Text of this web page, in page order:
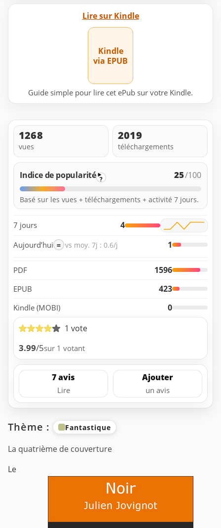
Lire sur Kindle
Kindle
via EPUB
Guide simple pour lire cet ePub sur votre Kindle.
1268
vues
2019
téléchargements
Indice de popularité ? 25/100
Basé sur les vues + téléchargements + activité 7 jours.
7 jours 4
Aujourd’hui = vs moy. 7j : 0.6/j 1
PDF 1596
EPUB 423
Kindle (MOBI)
0
1 vote
3.99/5sur 1 votant
7 avis
Lire
Ajouter
un avis
Thème : Fantastique
La quatrième de couverture
Le